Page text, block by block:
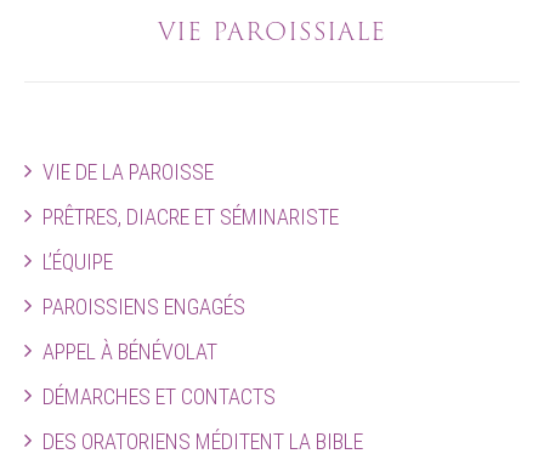
VIE PAROISSIALE
VIE DE LA PAROISSE
PRÊTRES, DIACRE ET SÉMINARISTE
L’ÉQUIPE
PAROISSIENS ENGAGÉS
APPEL À BÉNÉVOLAT
DÉMARCHES ET CONTACTS
DES ORATORIENS MÉDITENT LA BIBLE